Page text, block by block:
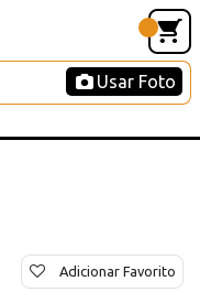
Usar Foto
Adicionar Favorito